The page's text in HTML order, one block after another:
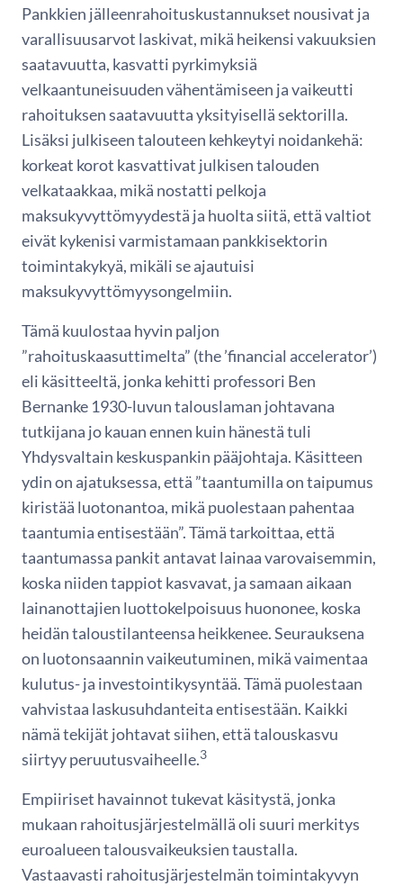
Pankkien jälleenrahoituskustannukset nousivat ja
varallisuusarvot laskivat, mikä heikensi vakuuksien
saatavuutta, kasvatti pyrkimyksiä
velkaantuneisuuden vähentämiseen ja vaikeutti
rahoituksen saatavuutta yksityisellä sektorilla.
Lisäksi julkiseen talouteen kehkeytyi noidankehä:
korkeat korot kasvattivat julkisen talouden
velkataakkaa, mikä nostatti pelkoja
maksukyvyttömyydestä ja huolta siitä, että valtiot
eivät kykenisi varmistamaan pankkisektorin
toimintakykyä, mikäli se ajautuisi
maksukyvyttömyysongelmiin.
Tämä kuulostaa hyvin paljon
”rahoituskaasuttimelta” (the ’financial accelerator’)
eli käsitteeltä, jonka kehitti professori Ben
Bernanke 1930-luvun talouslaman johtavana
tutkijana jo kauan ennen kuin hänestä tuli
Yhdysvaltain keskuspankin pääjohtaja. Käsitteen
ydin on ajatuksessa, että ”taantumilla on taipumus
kiristää luotonantoa, mikä puolestaan pahentaa
taantumia entisestään”. Tämä tarkoittaa, että
taantumassa pankit antavat lainaa varovaisemmin,
koska niiden tappiot kasvavat, ja samaan aikaan
lainanottajien luottokelpoisuus huononee, koska
heidän taloustilanteensa heikkenee. Seurauksena
on luotonsaannin vaikeutuminen, mikä vaimentaa
kulutus- ja investointikysyntää. Tämä puolestaan
vahvistaa laskusuhdanteita entisestään. Kaikki
nämä tekijät johtavat siihen, että talouskasvu
siirtyy peruutusvaiheelle.3
Empiiriset havainnot tukevat käsitystä, jonka
mukaan rahoitusjärjestelmällä oli suuri merkitys
euroalueen talousvaikeuksien taustalla.
Vastaavasti rahoitusjärjestelmän toimintakyvyn